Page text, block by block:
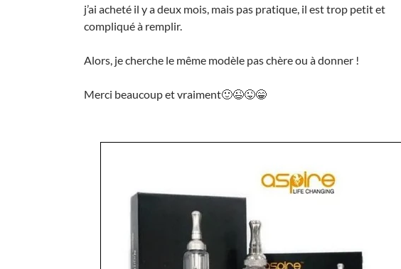
j’ai acheté il y a deux mois, mais pas pratique, il est trop petit et
compliqué à remplir.
Alors, je cherche le même modèle pas chère ou à donner !
Merci beaucoup et vraiment🙂😉😜😁